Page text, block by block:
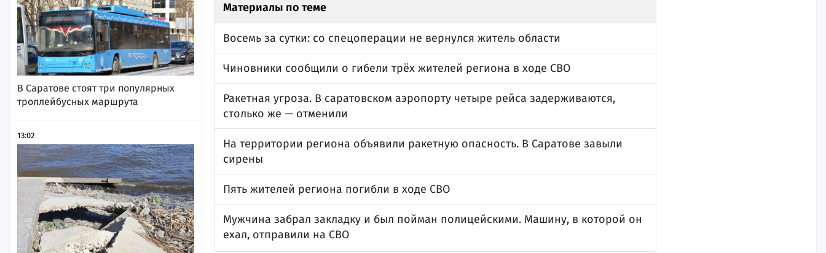
В Саратове стоят три популярных
троллейбусных маршрута
13:02
Материалы по теме
Восемь за сутки: со спецоперации не вернулся житель области
Чиновники сообщили о гибели трёх жителей региона в ходе СВО
Ракетная угроза. В саратовском аэропорту четыре рейса задерживаются,
столько же — отменили
На территории региона объявили ракетную опасность. В Саратове завыли
сирены
Пять жителей региона погибли в ходе СВО
Мужчина забрал закладку и был пойман полицейскими. Машину, в которой он
ехал, отправили на СВО